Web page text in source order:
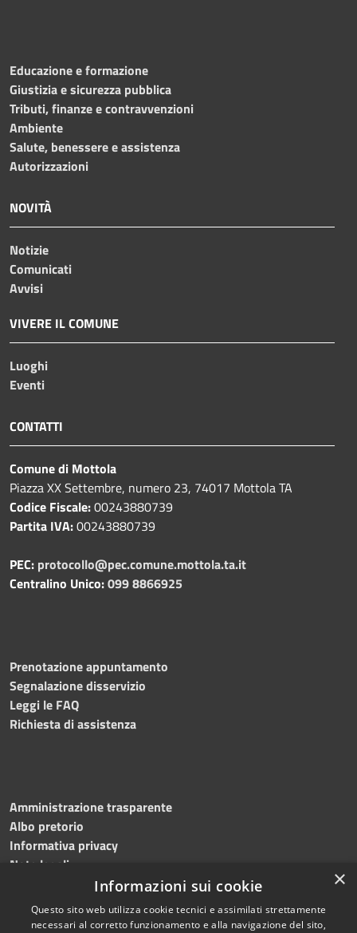
Educazione e formazione
Giustizia e sicurezza pubblica
Tributi, finanze e contravvenzioni
Ambiente
Salute, benessere e assistenza
Autorizzazioni
NOVITÀ
Notizie
Comunicati
Avvisi
VIVERE IL COMUNE
Luoghi
Eventi
CONTATTI
Comune di Mottola
Piazza XX Settembre, numero 23, 74017 Mottola TA
Codice Fiscale:00243880739
Partita IVA:00243880739
PEC: protocollo@pec.comune.mottola.ta.it
Centralino Unico:099 8866925
Prenotazione appuntamento
Segnalazione disservizio
Leggi le FAQ
Richiesta di assistenza
Amministrazione trasparente
Albo pretorio
Informativa privacy
Note legali
Dichiarazione di accessibilità
×
Informazioni sui cookie
Questo sito web utilizza cookie tecnici e assimilati strettamente
necessari al corretto funzionamento e alla navigazione del sito,